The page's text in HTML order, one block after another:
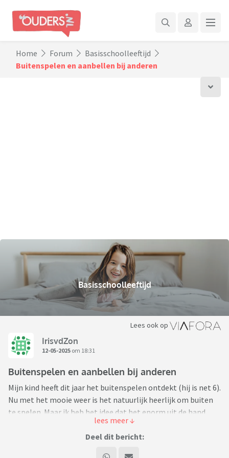
Home Forum
Basisschoolleeftijd
Buitenspelen en aanbellen bij anderen
Basisschoolleeftijd
Lees ook op
IrisvdZon
12-05-2025 om 18:31
Buitenspelen en aanbellen bij anderen
Mijn kind heeft dit jaar het buitenspelen ontdekt (hij is net 6).
Nu met het mooie weer is het natuurlijk heerlijk om buiten
te spelen. Maar ik heb het idee dat het enorm uit de hand
loopt. Elk moment van de dag dat hij binnen is zeurt hij om
naar buiten te gaan en bij onze buurt kinderen aan te bellen
Deel dit bericht: